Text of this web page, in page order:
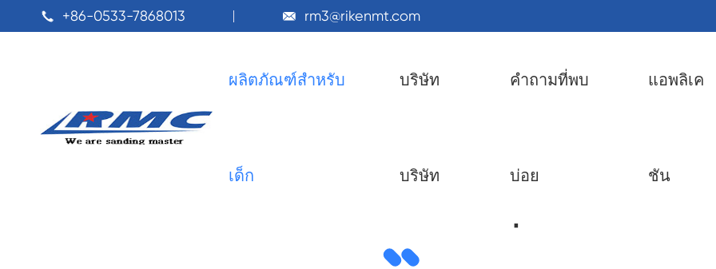
 +86-0533-7868013  rm3@rikenmt.com
ผลิตภัณฑ์สำหรับ
เด็ก
บริษัท
บริษัท
คำถามที่พบ
บ่อย
แอพลิเค
ชัน